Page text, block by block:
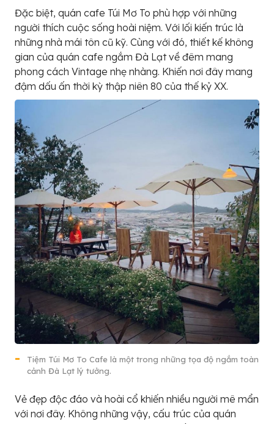
Đặc biệt, quán cafe Túi Mơ To phù hợp với những
người thích cuộc sống hoài niệm. Với lối kiến trúc là
những nhà mái tôn cũ kỹ. Cùng với đó, thiết kế không
gian của quán cafe ngắm Đà Lạt về đêm mang
phong cách Vintage nhẹ nhàng. Khiến nơi đây mang
đậm dấu ấn thời kỳ thập niên 80 của thế kỷ XX.
Tiệm Túi Mơ To Cafe là một trong những tọa độ ngắm toàn
cảnh Đà Lạt lý tưởng.
Vẻ đẹp độc đáo và hoài cổ khiến nhiều người mê mẩn
với nơi đây. Không những vậy, cấu trúc của quán